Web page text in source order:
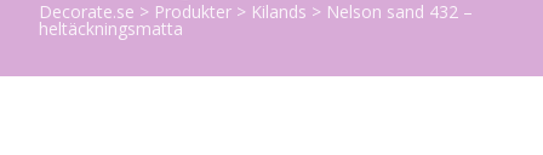
Decorate.se > Produkter > Kilands > Nelson sand 432 –
heltäckningsmatta